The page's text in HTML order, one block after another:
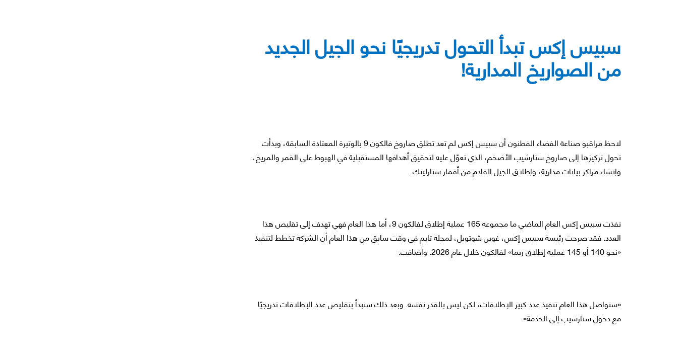
سبيس إكس تبدأ التحول تدريجيًا نحو الجيل الجديد
من الصواريخ المدارية!
لاحظ مراقبو صناعة الفضاء الفطنون أن سبيس إكس لم تعد تطلق صاروخ فالكون 9 بالوتيرة المعتادة السابقة، وبدأت
تحول تركيزها إلى صاروخ ستارشيب الأضخم، الذي تعوّل عليه لتحقيق أهدافها المستقبلية في الهبوط على القمر والمريخ،
وإنشاء مراكز بيانات مدارية، وإطلاق الجيل القادم من أقمار ستارلينك.
نفذت سبيس إكس العام الماضي ما مجموعه 165 عملية إطلاق لفالكون 9، أما هذا العام فهي تهدف إلى تقليص هذا
العدد. فقد صرحت رئيسة سبيس إكس، غوين شوتويل، لمجلة تايم في وقت سابق من هذا العام أن الشركة تخطط لتنفيذ
«نحو 140 أو 145 عملية إطلاق ربما» لفالكون خلال عام 2026. وأضافت:
«سنواصل هذا العام تنفيذ عدد كبير الإطلاقات، لكن ليس بالقدر نفسه. وبعد ذلك سنبدأ بتقليص عدد الإطلاقات تدريجيًا
مع دخول ستارشيب إلى الخدمة».